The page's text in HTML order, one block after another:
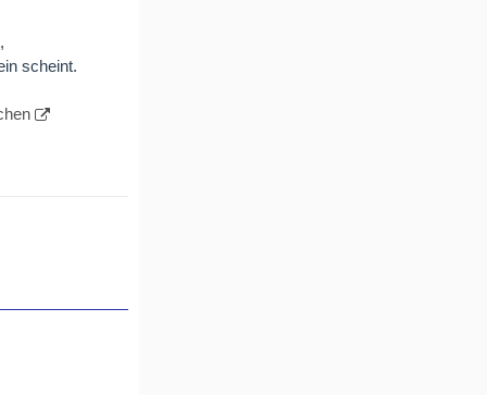
scheint.